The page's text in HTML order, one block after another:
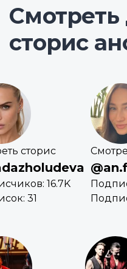
Смотреть
сторис
сторис
16.7K
31